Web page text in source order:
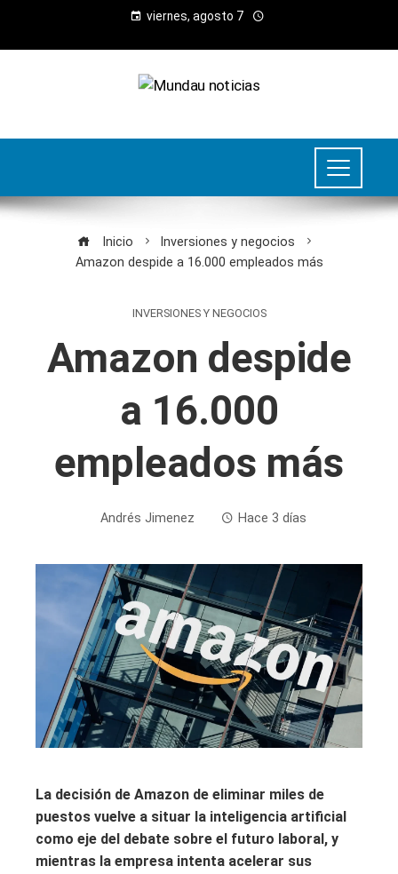
viernes, agosto 7
Inicio
Inversiones y negocios
Amazon despide a 16.000 empleados más
INVERSIONES Y NEGOCIOS
Amazon despide
a 16.000
empleados más
Andrés Jimenez Hace 3 días
La decisión de Amazon de eliminar miles de
puestos vuelve a situar la inteligencia artificial
como eje del debate sobre el futuro laboral, y
mientras la empresa intenta acelerar sus